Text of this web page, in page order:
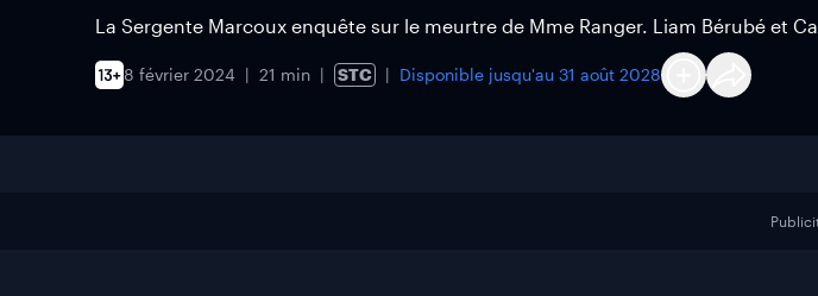
La Sergente Marcoux enquête sur le meurtre de Mme Ranger. Liam Bérubé et
8 février 2024 21 min STC Disponible jusqu'au 31 août 2028